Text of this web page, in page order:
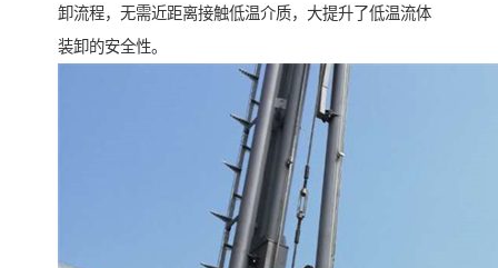
卸流程，无需近距离接触低温介质，大提升了低温流体
装卸的安全性。